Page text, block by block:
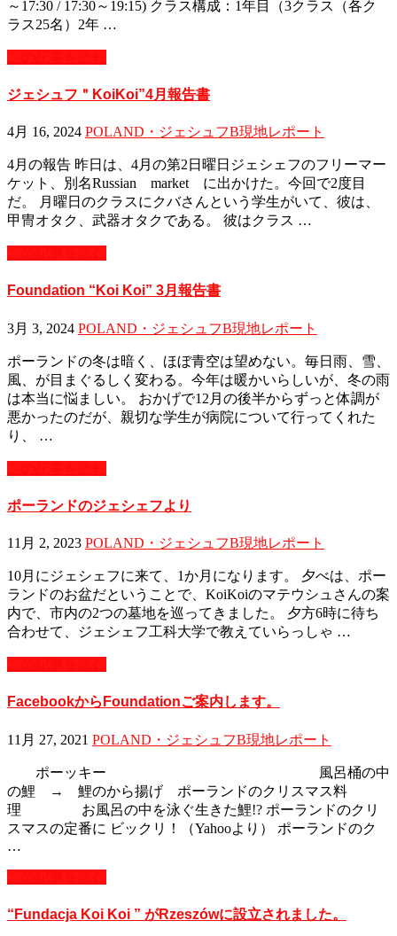
～17:30 / 17:30～19:15) クラス構成：1年目（3クラス（各ク
ラス25名）2年 …
ジェシュフ＂KoiKoi”4月報告書
4月 16, 2024 POLAND・ジェシュフB現地レポート
4月の報告 昨日は、4月の第2日曜日ジェシェフのフリーマー
ケット、別名Russian market に出かけた。今回で2度目
だ。 月曜日のクラスにクバさんという学生がいて、彼は、
甲冑オタク、武器オタクである。 彼はクラス …
Foundation “Koi Koi” 3月報告書
3月 3, 2024 POLAND・ジェシュフB現地レポート
ポーランドの冬は暗く、ほぼ青空は望めない。毎日雨、雪、
風、が目まぐるしく変わる。今年は暖かいらしいが、冬の雨
は本当に悩ましい。 おかげで12月の後半からずっと体調が
悪かったのだが、親切な学生が病院について行ってくれた
り、 …
ポーランドのジェシェフより
11月 2, 2023 POLAND・ジェシュフB現地レポート
10月にジェシェフに来て、1か月になります。 夕べは、ポー
ランドのお盆だということで、KoiKoiのマテウシュさんの案
内で、市内の2つの墓地を巡ってきました。 夕方6時に待ち
合わせて、ジェシェフ工科大学で教えていらっしゃ …
FacebookからFoundationご案内します。
11月 27, 2021 POLAND・ジェシュフB現地レポート
ポーッキー 風呂桶の中
の鯉 → 鯉のから揚げ ポーランドのクリスマス料
理 お風呂の中を泳ぐ生きた鯉!? ポーランドのクリ
スマスの定番に ビックリ！（Yahooより） ポーランドのク
…
“Fundacja Koi Koi ” がRzeszówに設立されました。